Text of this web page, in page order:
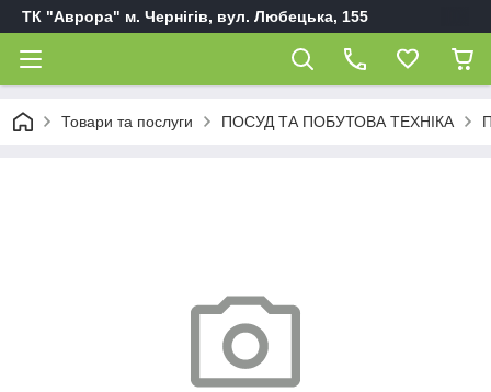
ТК "Аврора" м. Чернігів, вул. Любецька, 155
Товари та послуги ПОСУД ТА ПОБУТОВА ТЕХНІКА